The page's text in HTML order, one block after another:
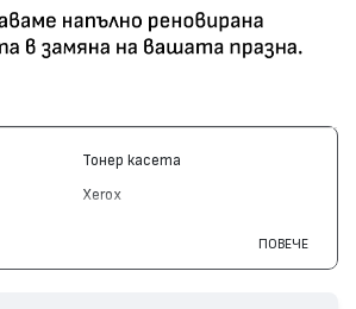
Тонер касета
Xerox
ПОВЕЧЕ